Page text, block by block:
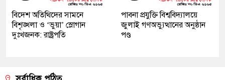
বিদেশ অতিথিদের সামনে
বিশৃঙ্খলা ও ‘ভুয়া’ স্লোগান
দুঃখজনক: রাষ্ট্রপতি
পাবনা প্রযুক্তি বিশ্ববিদ্যালয়ে
জুলাই গণঅভ্যুত্থানের অনুষ্ঠান
পণ্ড